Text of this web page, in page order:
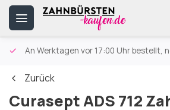
An Werktagen vor 17:00 Uhr bestellt,
Zurück
Curasept ADS 712